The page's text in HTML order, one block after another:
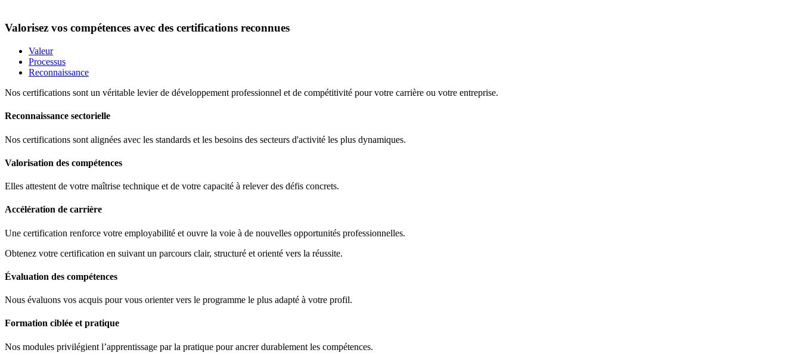
Valorisez vos compétences avec des certifications reconnues
Valeur
Processus
Reconnaissance
Nos certifications sont un véritable levier de développement professionnel et de compétitivité pour votre carrière ou votre entreprise.
Reconnaissance sectorielle
Nos certifications sont alignées avec les standards et les besoins des secteurs d'activité les plus dynamiques.
Valorisation des compétences
Elles attestent de votre maîtrise technique et de votre capacité à relever des défis concrets.
Accélération de carrière
Une certification renforce votre employabilité et ouvre la voie à de nouvelles opportunités professionnelles.
Obtenez votre certification en suivant un parcours clair, structuré et orienté vers la réussite.
Évaluation des compétences
Nous évaluons vos acquis pour vous orienter vers le programme le plus adapté à votre profil.
Formation ciblée et pratique
Nos modules privilégient l’apprentissage par la pratique pour ancrer durablement les compétences.